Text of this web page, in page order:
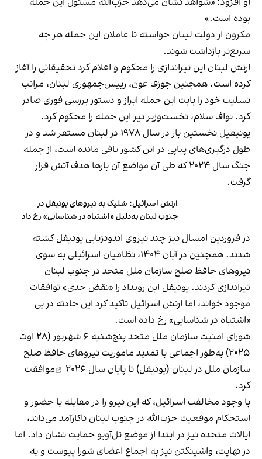
بوده است.»
مکرون از دولت لبنان خواسته تا عاملان این حمله هر چه
سریع‌تر بازداشت شوند.
ارتش لبنان این تیراندازی را محکوم و اعلام کرد تحقیقاتی را آغاز
کرده است. همچنین جوزف عون، رییس‌جمهوری لبنان، مراتب
تسلیت خود را بابت این حمله ابراز و دستور بررسی فوری صادر
کرد. نواف سلام، نخست‌وزیر نیز این حمله را محکوم کرد.
یونيفيل نخستین بار در سال ۱۹۷۸ در لبنان مستقر شد و در
طول درگیری‌های پیاپی در این کشور باقی مانده است، از جمله
جنگ سال ۲۰۲۴ که طی آن مواضع آن بارها هدف آتش قرار
گرفت.
ارتش اسرائیل: شلیک به نیروهای یونیفل در
جنوب لبنان به‌دلیل «اشتباه در شناسایی» رخ داد
در فروردین امسال نیز چند نیروی اندونزیایی یونیفل کشته
شدند. همچنین در آبان ۱۴۰۴، نظامیان اسرائیلی به سوی
نیروهای حافظ صلح سازمان ملل متحد در جنوب لبنان
تیراندازی کردند. یونیفل این رویداد را «نقض جدی» توافقات
موجود خواند، اما ارتش اسرائیل تاکید کرد این حادثه در پی
«اشتباه در شناسایی» رخ داده است.
شورای امنیت سازمان ملل متحد پنج‌شنبه ۶ شهریور (۲۸ اوت
۲۰۲۵) به‌طور اجماعی با تمدید ماموریت نیروهای حافظ صلح
سازمان ملل در لبنان (یونیفل) تا پایان سال ۲۰۲۶
موافقت
کرد.
با وجود مخالفت اسرائیل، که این نیرو را در مقابله با حضور و
استحکام موقعیت حزب‌الله در جنوب لبنان ناکارآمد می‌داند،
ایالات متحده نیز در ابتدا از موضع تل‌آویو حمایت نشان داد. اما
در نهایت، واشینگتن نیز به اجماع اعضای شورا پیوست و به